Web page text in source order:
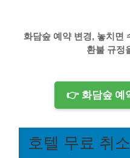
화담숲 예약 변경, 놓치면
환불 규정
👉 화담숲 예
호텔 무료 취